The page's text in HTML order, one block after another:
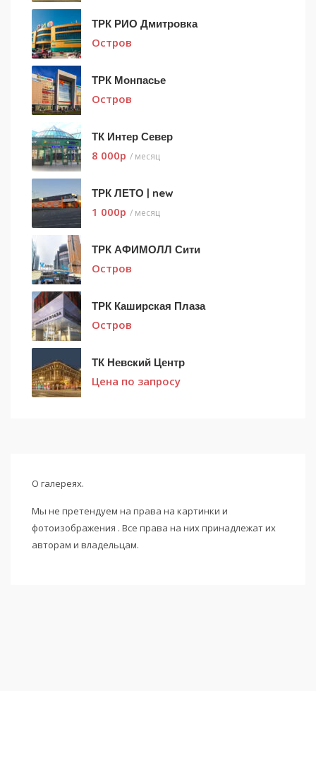
ТРК РИО Дмитровка
Остров
ТРК Монпасье
Остров
ТК Интер Север
8 000p / месяц
ТРК ЛЕТО | new
1 000p / месяц
ТРК АФИМОЛЛ Сити
Остров
ТРК Каширская Плаза
Остров
ТК Невский Центр
Цена по запросу
О галереях.
Мы не претендуем на права на картинки и
фотоизображения . Все права на них принадлежат их
авторам и владельцам.